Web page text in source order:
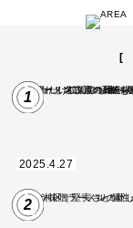
1
2025.4.27
2